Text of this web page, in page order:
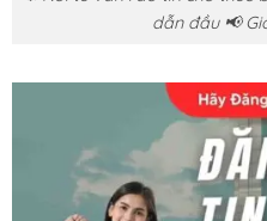
dẫn đầu 📢